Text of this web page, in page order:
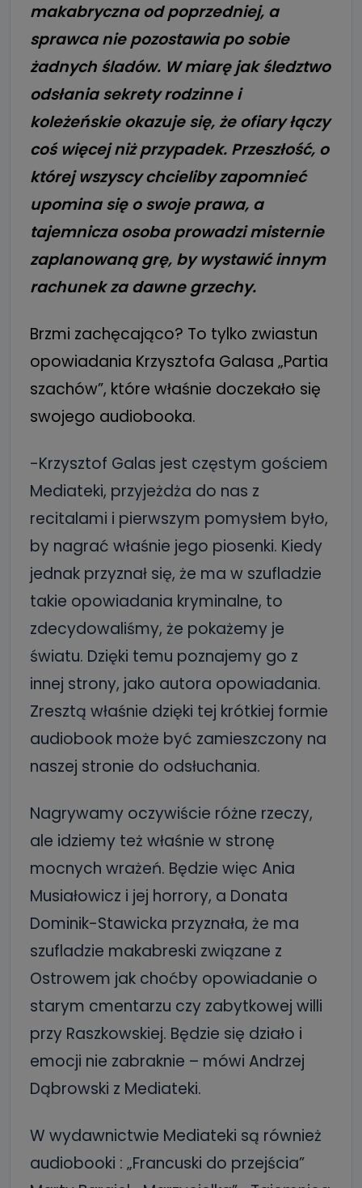
makabryczna od poprzedniej, a
sprawca nie pozostawia po sobie
żadnych śladów. W miarę jak śledztwo
odsłania sekrety rodzinne i
koleżeńskie okazuje się, że ofiary łączy
coś więcej niż przypadek. Przeszłość, o
której wszyscy chcieliby zapomnieć
upomina się o swoje prawa, a
tajemnicza osoba prowadzi misternie
zaplanowaną grę, by wystawić innym
rachunek za dawne grzechy.
Brzmi zachęcająco? To tylko zwiastun
opowiadania Krzysztofa Galasa „Partia
szachów”, które właśnie doczekało się
swojego audiobooka.
-Krzysztof Galas jest częstym gościem
Mediateki, przyjeżdża do nas z
recitalami i pierwszym pomysłem było,
by nagrać właśnie jego piosenki. Kiedy
jednak przyznał się, że ma w szufladzie
takie opowiadania kryminalne, to
zdecydowaliśmy, że pokażemy je
światu. Dzięki temu poznajemy go z
innej strony, jako autora opowiadania.
Zresztą właśnie dzięki tej krótkiej formie
audiobook może być zamieszczony na
naszej stronie do odsłuchania.
Nagrywamy oczywiście różne rzeczy,
ale idziemy też właśnie w stronę
mocnych wrażeń. Będzie więc Ania
Musiałowicz i jej horrory, a Donata
Dominik-Stawicka przyznała, że ma
szufladzie makabreski związane z
Ostrowem jak choćby opowiadanie o
starym cmentarzu czy zabytkowej willi
przy Raszkowskiej. Będzie się działo i
emocji nie zabraknie – mówi Andrzej
Dąbrowski z Mediateki.
W wydawnictwie Mediateki są również
audiobooki : „Francuski do przejścia”